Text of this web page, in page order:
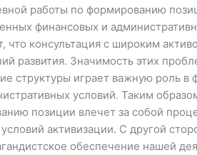
работы по формированию
финансовых и
что консультация с широким
развития. Значимость этих
структуры играет важную роль в
условий. Таким
позиции влечет за собой
активизации. С другой
обеспечение нашей